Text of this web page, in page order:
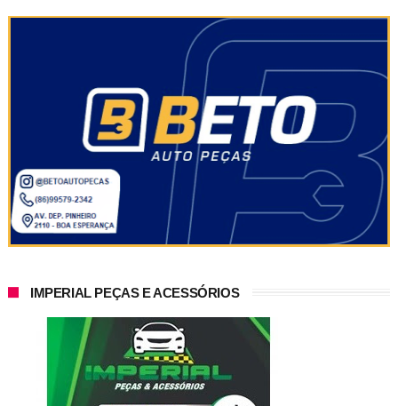
IMPERIAL PEÇAS E ACESSÓRIOS